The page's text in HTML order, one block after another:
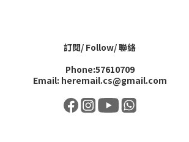
訂閱/ Follow/ 聯絡
Phone:57610709
Email: heremail.cs@gmail.com